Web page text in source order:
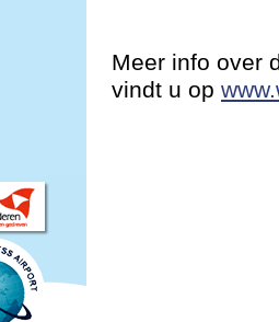
Meer info over
vindt u op